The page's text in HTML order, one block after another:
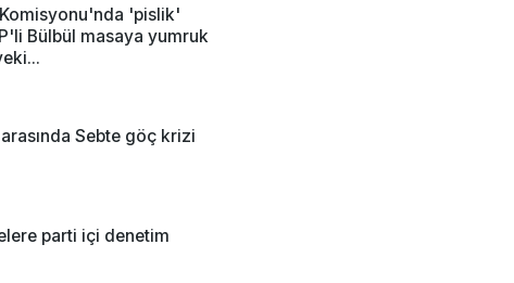
'pislik'
Bülbül masaya yumruk
Sebte göç krizi
parti içi denetim